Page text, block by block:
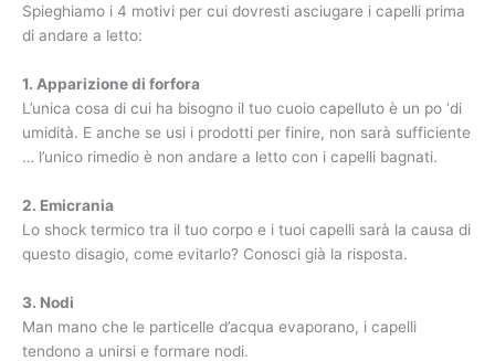
Spieghiamo i 4 motivi per cui dovresti asciugare i capelli prima
di andare a letto:
1. Apparizione di forfora
L’unica cosa di cui ha bisogno il tuo cuoio capelluto è un po ‘di
umidità. E anche se usi i prodotti per finire, non sarà sufficiente
… l’unico rimedio è non andare a letto con i capelli bagnati.
2. Emicrania
Lo shock termico tra il tuo corpo e i tuoi capelli sarà la causa di
questo disagio, come evitarlo? Conosci già la risposta.
3. Nodi
Man mano che le particelle d’acqua evaporano, i capelli
tendono a unirsi e formare nodi.